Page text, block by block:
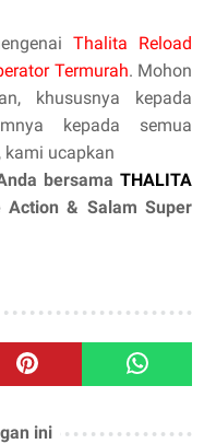
Thalita Reload
Termurah. Mohon
khususnya kepada
kepada semua
kami ucapkan
bersama THALITA
Action & Salam Super
ini